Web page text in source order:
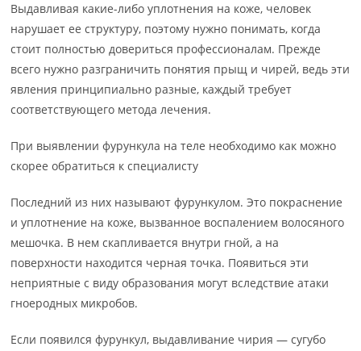
Выдавливая какие-либо уплотнения на коже, человек
нарушает ее структуру, поэтому нужно понимать, когда
стоит полностью довериться профессионалам. Прежде
всего нужно разграничить понятия прыщ и чирей, ведь эти
явления принципиально разные, каждый требует
соответствующего метода лечения.
При выявлении фурункула на теле необходимо как можно
скорее обратиться к специалисту
Последний из них называют фурункулом. Это покраснение
и уплотнение на коже, вызванное воспалением волосяного
мешочка. В нем скапливается внутри гной, а на
поверхности находится черная точка. Появиться эти
неприятные с виду образования могут вследствие атаки
гноеродных микробов.
Если появился фурункул, выдавливание чирия — сугубо